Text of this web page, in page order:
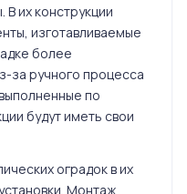
их конструкции
изготавливаемые
более
за ручного процесса
по
будут иметь свои
оградок в их
Монтаж